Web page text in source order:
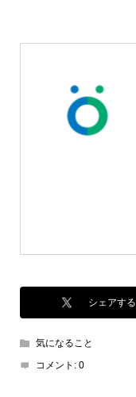
シェアする
気になること
コメント: 0